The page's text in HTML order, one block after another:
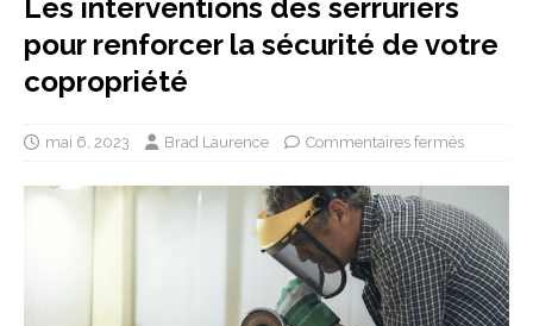
Les interventions des serruriers
pour renforcer la sécurité de votre
copropriété
mai 6, 2023 Brad Laurence Commentaires fermés